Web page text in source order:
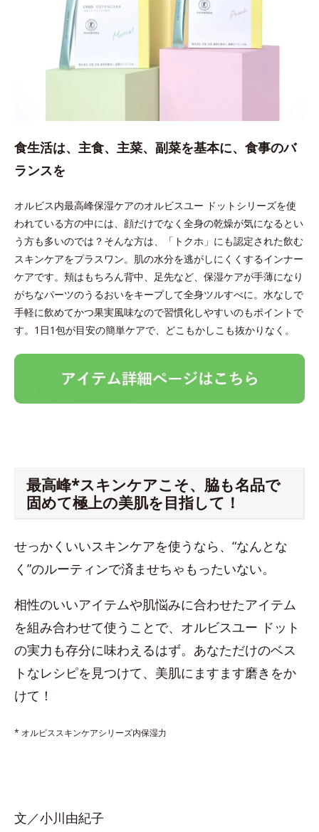
食生活は、主食、主菜、副菜を基本に、食事のバ
ランスを
オルビス内最高峰保湿ケアのオルビスユー ドットシリーズを使
われている方の中には、顔だけでなく全身の乾燥が気になるとい
う方も多いのでは？そんな方は、「トクホ」にも認定された飲む
スキンケアをプラスワン。肌の水分を逃がしにくくするインナー
ケアです。頬はもちろん背中、足先など、保湿ケアが手薄になり
がちなパーツのうるおいをキープして全身ツルすべに。水なしで
手軽に飲めてかつ果実風味なので習慣化しやすいのもポイントで
す。1日1包が目安の簡単ケアで、どこもかしこも抜かりなく。
最高峰*スキンケアこそ、脇も名品で
固めて極上の美肌を目指して！
せっかくいいスキンケアを使うなら、“なんとな
く”のルーティンで済ませちゃもったいない。
相性のいいアイテムや肌悩みに合わせたアイテム
を組み合わせて使うことで、オルビスユー ドット
の実力も存分に味わえるはず。あなただけのベス
トなレシピを見つけて、美肌にますます磨きをか
けて！
* オルビススキンケアシリーズ内保湿力
文／小川由紀子